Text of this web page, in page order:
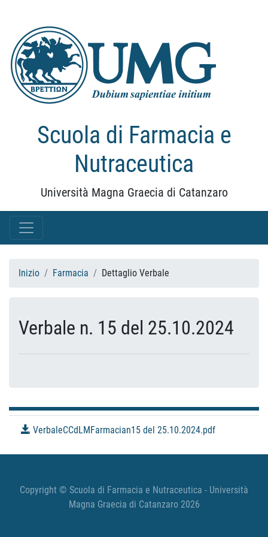
Scuola di Farmacia e
Nutraceutica
Università Magna Graecia di Catanzaro
Inizio Farmacia Dettaglio Verbale
Verbale n. 15 del 25.10.2024
VerbaleCCdLMFarmacian15 del 25.10.2024.pdf
Copyright © Scuola di Farmacia e Nutraceutica - Università
Magna Graecia di Catanzaro 2026